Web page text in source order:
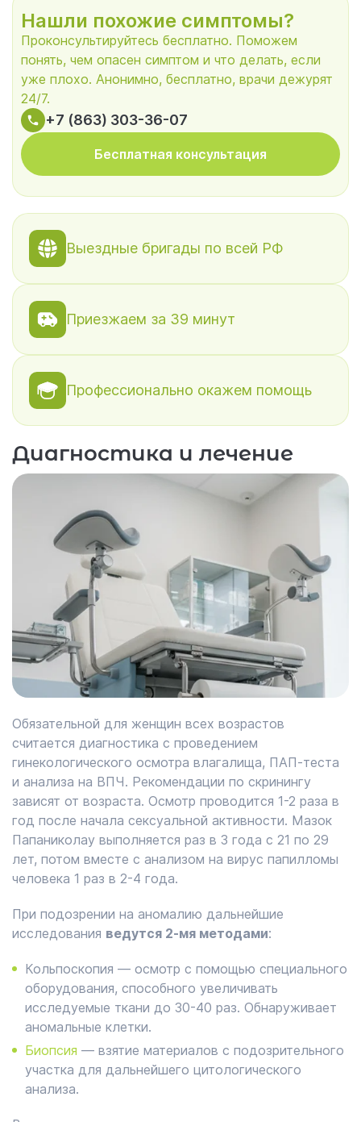
Нашли похожие симптомы?
Проконсультируйтесь бесплатно. Поможем
понять, чем опасен симптом и что делать, если
уже плохо. Анонимно, бесплатно, врачи дежурят
24/7.
+7 (863) 303-36-07
Бесплатная консультация
Выездные бригады по всей РФ
Приезжаем за 39 минут
Профессионально окажем помощь
Диагностика и лечение
Обязательной для женщин всех возрастов
считается диагностика с проведением
гинекологического осмотра влагалища, ПАП-теста
и анализа на ВПЧ. Рекомендации по скринингу
зависят от возраста. Осмотр проводится 1-2 раза в
год после начала сексуальной активности. Мазок
Папаниколау выполняется раз в 3 года с 21 по 29
лет, потом вместе с анализом на вирус папилломы
человека 1 раз в 2-4 года.
При подозрении на аномалию дальнейшие
исследования ведутся 2-мя методами:
Кольпоскопия ― осмотр с помощью специального
оборудования, способного увеличивать
исследуемые ткани до 30-40 раз. Обнаруживает
аномальные клетки.
Биопсия ― взятие материалов с подозрительного
участка для дальнейшего цитологического
анализа.